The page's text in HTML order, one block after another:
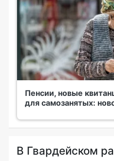
Пенсии, новые
для самозанятых:
В Гвардейском